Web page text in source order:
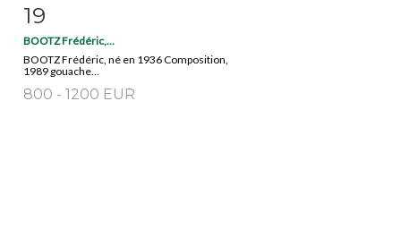
Fiche détaillée
19
BOOTZ Frédéric,...
BOOTZ Frédéric, né en 1936 Composition,
1989 gouache...
800 - 1200 EUR